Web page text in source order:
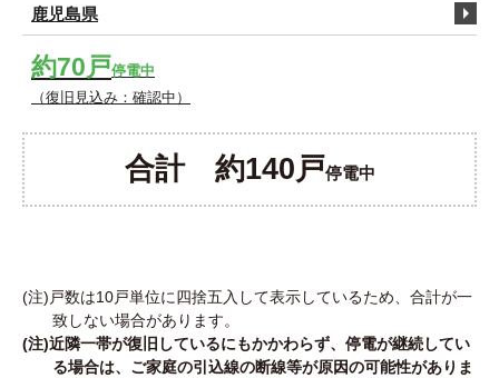
鹿児島県
約70戸停電中
（復旧見込み：確認中）
合計 約140戸停電中
(注)戸数は10戸単位に四捨五入して表示しているため、合計が一
致しない場合があります。
(注)近隣一帯が復旧しているにもかかわらず、停電が継続してい
る場合は、ご家庭の引込線の断線等が原因の可能性がありま